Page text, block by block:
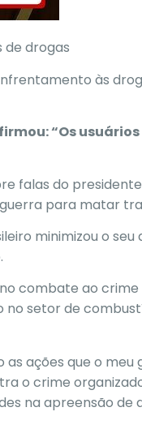
de drogas
às
“Os
falas do
para matar
minimizou o seu
combate ao crime
no setor de
ações que o
o crime
na apreensão de